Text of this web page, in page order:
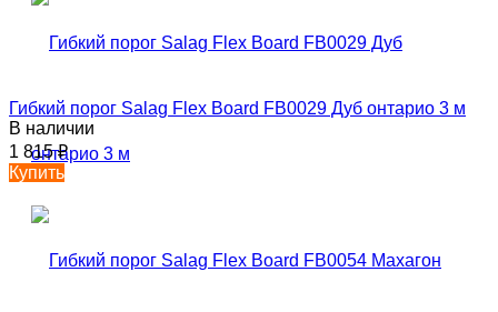
Гибкий порог Salag Flex Board FB0029 Дуб онтарио 3 м
В наличии
1 815₽
Купить